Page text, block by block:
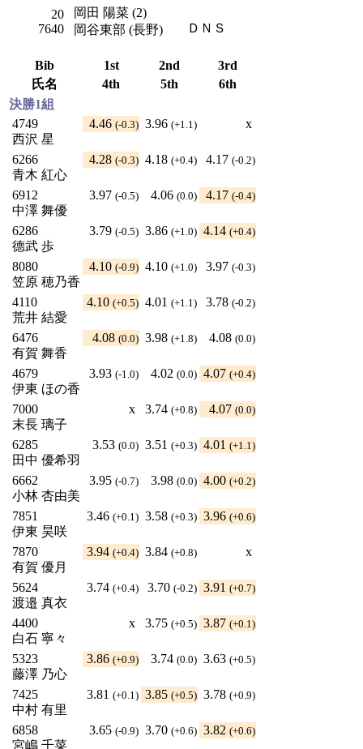
20
7640
岡田 陽菜 (2)
岡谷東部 (長野)
ＤＮＳ
Bib 1st 2nd
3rd
氏名
4th 5th
6th
決勝1組
4749
西沢 星
4.46 (-0.3) 3.96 (+1.1) x
6266
青木 紅心
4.28 (-0.3) 4.18 (+0.4) 4.17 (-0.2)
6912
中澤 舞優
3.97 (-0.5) 4.06 (0.0) 4.17 (-0.4)
6286
德武 歩
3.79 (-0.5) 3.86 (+1.0) 4.14 (+0.4)
8080
笠原 穂乃香
4.10 (-0.9) 4.10 (+1.0) 3.97 (-0.3)
4110
荒井 結愛
4.10 (+0.5) 4.01 (+1.1) 3.78 (-0.2)
6476
有賀 舞香
4.08 (0.0) 3.98 (+1.8) 4.08 (0.0)
4679
伊東 ほの香
3.93 (-1.0) 4.02 (0.0) 4.07 (+0.4)
7000
末長 璃子
x 3.74 (+0.8) 4.07 (0.0)
6285
田中 優希羽
3.53 (0.0) 3.51 (+0.3) 4.01 (+1.1)
6662
小林 杏由美
3.95 (-0.7) 3.98 (0.0) 4.00 (+0.2)
7851
伊東 昊咲
3.46 (+0.1) 3.58 (+0.3) 3.96 (+0.6)
7870
有賀 優月
3.94 (+0.4) 3.84 (+0.8) x
5624
渡邉 真衣
3.74 (+0.4) 3.70 (-0.2) 3.91 (+0.7)
4400
白石 寧々
x 3.75 (+0.5) 3.87 (+0.1)
5323
藤澤 乃心
3.86 (+0.9) 3.74 (0.0) 3.63 (+0.5)
7425
中村 有里
3.81 (+0.1) 3.85 (+0.5) 3.78 (+0.9)
6858
宮嶋 千菜
3.65 (-0.9) 3.70 (+0.6) 3.82 (+0.6)